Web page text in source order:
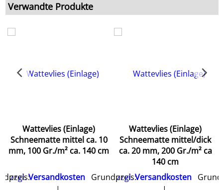
Verwandte Produkte
Wattevlies (Einlage)
Schneematte mittel ca. 10
mm, 100 Gr./m² ca. 140 cm
zzgl.Versandkosten Grundpreis:
Wattevlies (Einlage)
Schneematte mittel/dick
ca. 20 mm, 200 Gr./m² ca
140 cm
zzgl.Versandkosten